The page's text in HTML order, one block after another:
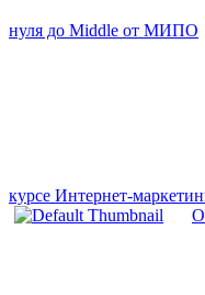
нуля до Middle от МИПО
курсе Интернет-